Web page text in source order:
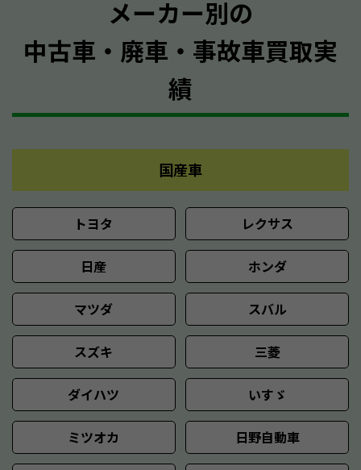
メーカー別の
中古車・廃車・事故車買取実
績
国産車
トヨタ レクサス
日産 ホンダ
マツダ スバル
スズキ 三菱
ダイハツ いすゞ
ミツオカ 日野自動車